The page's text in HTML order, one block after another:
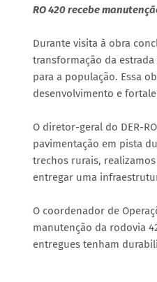
RO 420 recebe
Durante visita à obra
transformação da
para a população. Essa
desenvolvimento e
O diretor-geral do DER-
pavimentação em pista
trechos rurais,
entregar uma
O coordenador de
manutenção da rodovia
entregues tenham